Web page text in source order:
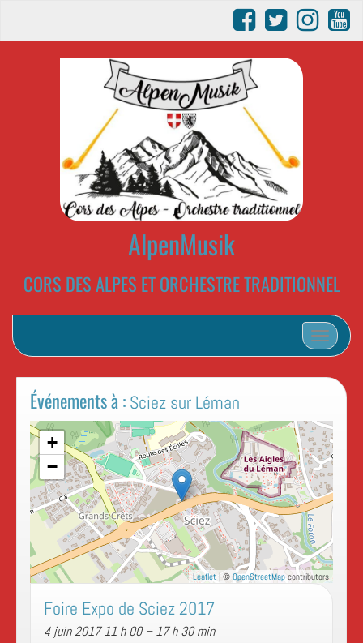
AlpenMusik
CORS DES ALPES ET ORCHESTRE TRADITIONNEL
Afficher/
Événements à : Sciez sur Léman
+
−
Leaflet | © OpenStreetMap contributors
Foire Expo de Sciez 2017
4 juin 2017 11 h 00–17 h 30 min